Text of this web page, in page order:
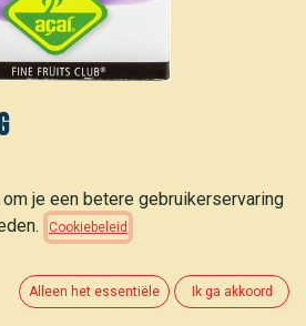
AAN WINKELMANDJE
je een betere gebruikerservaring
Cookiebeleid
Alleen het essentiële Ik ga akkoord